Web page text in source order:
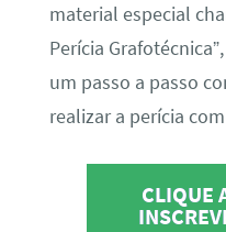
material especial
Perícia
um passo a passo
realizar a perícia
CLIQUE